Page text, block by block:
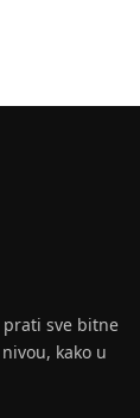
sve bitne
kako u